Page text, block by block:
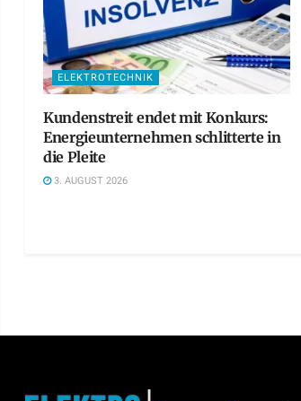
ELEKTROTECHNIK
Kundenstreit endet mit Konkurs:
Energieunternehmen schlitterte in
die Pleite
3. AUGUST 2026